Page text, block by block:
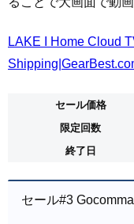
LAKE I Home Cloud
セール価格
限定回数
終了日
セール#3